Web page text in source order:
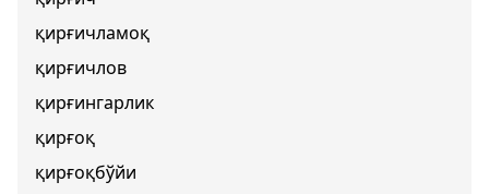
қирғичламоқ
қирғичлов
қирғингарлик
қирғоқ
қирғоқбўйи